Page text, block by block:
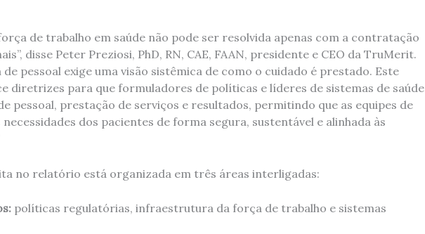
de trabalho em saúde não pode ser resolvida apenas com a contratação
disse Peter Preziosi, PhD, RN, CAE, FAAN, presidente e CEO da TruMerit.
de pessoal exige uma visão sistêmica de como o cuidado é prestado. Este
diretrizes para que formuladores de políticas e líderes de sistemas de saúde
pessoal, prestação de serviços e resultados, permitindo que as equipes de
necessidades dos pacientes de forma segura, sustentável e alinhada às
no relatório está organizada em três áreas interligadas:
políticas regulatórias, infraestrutura da força de trabalho e sistemas